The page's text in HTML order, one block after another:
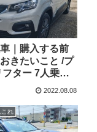
｜購入する前
きたいこと /プ
フター 7人乗り
後のガソリンエ
2022.08.08
れ